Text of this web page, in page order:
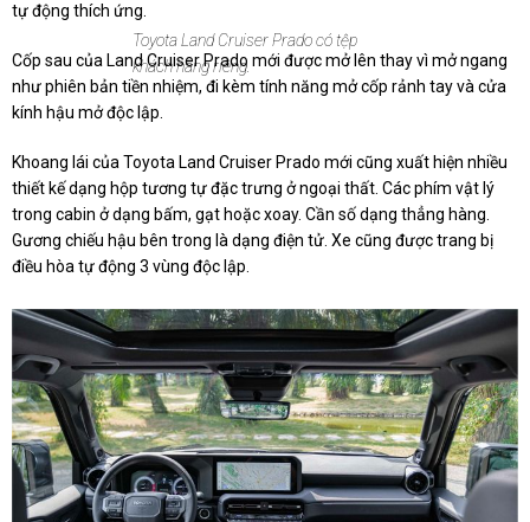
tự động thích ứng.
Cốp sau của Land Cruiser Prado mới được mở lên thay vì mở ngang
như phiên bản tiền nhiệm, đi kèm tính năng mở cốp rảnh tay và cửa
kính hậu mở độc lập.
Khoang lái của Toyota Land Cruiser Prado mới cũng xuất hiện nhiều
thiết kế dạng hộp tương tự đặc trưng ở ngoại thất. Các phím vật lý
trong cabin ở dạng bấm, gạt hoặc xoay. Cần số dạng thẳng hàng.
Gương chiếu hậu bên trong là dạng điện tử. Xe cũng được trang bị
điều hòa tự động 3 vùng độc lập.
Toyota Land Cruiser Prado có tệp
khách hàng riêng.